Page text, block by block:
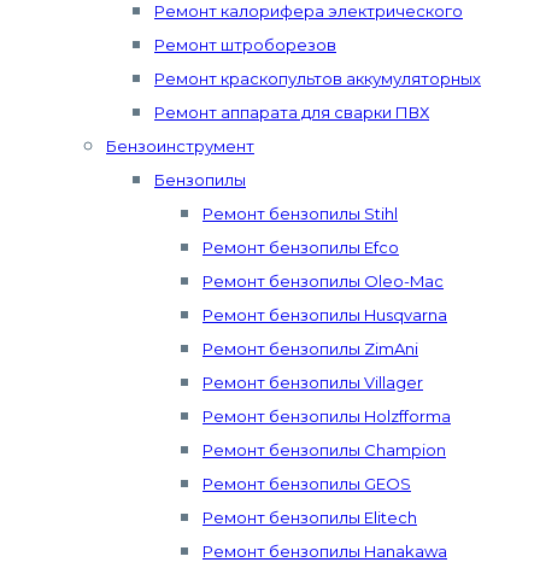
Ремонт калорифера электрического
Ремонт штроборезов
Ремонт краскопультов аккумуляторных
Ремонт аппарата для сварки ПВХ
Бензоинструмент
Бензопилы
Ремонт бензопилы Stihl
Ремонт бензопилы Efco
Ремонт бензопилы Oleo-Mac
Ремонт бензопилы Husqvarna
Ремонт бензопилы ZimAni
Ремонт бензопилы Villager
Ремонт бензопилы Holzfforma
Ремонт бензопилы Champion
Ремонт бензопилы GEOS
Ремонт бензопилы Elitech
Ремонт бензопилы Hanakawa